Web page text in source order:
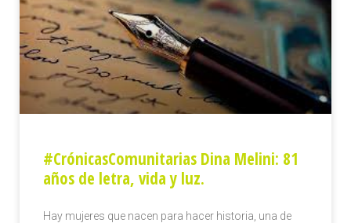
#CrónicasComunitarias Dina Melini: 81
años de letra, vida y luz.
Hay mujeres que nacen para hacer historia, una de